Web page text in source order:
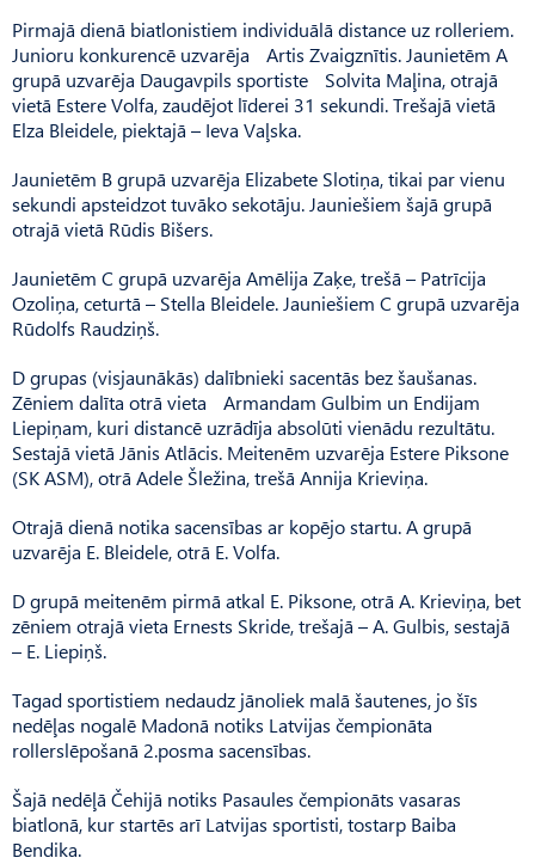
Pirmajā dienā biatlonistiem individuālā distance uz rolleriem.
Junioru konkurencē uzvarēja Artis Zvaigznītis. Jaunietēm A
grupā uzvarēja Daugavpils sportiste Solvita Maļina, otrajā
vietā Estere Volfa, zaudējot līderei 31 sekundi. Trešajā vietā
Elza Bleidele, piektajā – Ieva Vaļska.
Jaunietēm B grupā uzvarēja Elizabete Slotiņa, tikai par vienu
sekundi apsteidzot tuvāko sekotāju. Jauniešiem šajā grupā
otrajā vietā Rūdis Bišers.
Jaunietēm C grupā uzvarēja Amēlija Zaķe, trešā – Patrīcija
Ozoliņa, ceturtā – Stella Bleidele. Jauniešiem C grupā uzvarēja
Rūdolfs Raudziņš.
D grupas (visjaunākās) dalībnieki sacentās bez šaušanas.
Zēniem dalīta otrā vieta Ar­mandam Gulbim un Endijam
Liepiņam, kuri distancē uzrādīja absolūti vienādu rezultātu.
Sestajā vietā Jānis Atlācis. Meitenēm uzvarēja Estere Piksone
(SK ASM), otrā Adele Šležina, trešā Annija Krieviņa.
Otrajā dienā notika sacensības ar kopējo startu. A grupā
uzvarēja E. Bleidele, otrā E. Volfa.
D grupā meitenēm pirmā atkal E. Piksone, otrā A. Krieviņa, bet
zēniem otrajā vieta Ernests Skride, trešajā – A. Gulbis, sestajā
– E. Liepiņš.
Tagad sportistiem nedaudz jānoliek malā šautenes, jo šīs
nedēļas nogalē Madonā notiks Latvijas čempionāta
rollerslēpošanā 2.posma sacensības.
Šajā nedēļā Čehijā notiks Pasaules čempionāts vasaras
biatlonā, kur startēs arī Latvijas sportisti, tostarp Baiba
Bendika.